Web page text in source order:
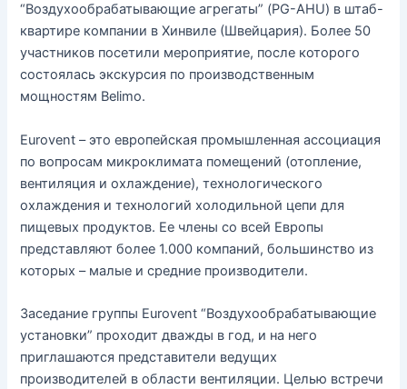
“Воздухообрабатывающие агрегаты” (PG-AHU) в штаб-
квартире компании в Хинвиле (Швейцария). Более 50
участников посетили мероприятие, после которого
состоялась экскурсия по производственным
мощностям Belimo.
Eurovent – это европейская промышленная ассоциация
по вопросам микроклимата помещений (отопление,
вентиляция и охлаждение), технологического
охлаждения и технологий холодильной цепи для
пищевых продуктов. Ее члены со всей Европы
представляют более 1.000 компаний, большинство из
которых – малые и средние производители.
Заседание группы Eurovent “Воздухообрабатывающие
установки” проходит дважды в год, и на него
приглашаются представители ведущих
производителей в области вентиляции. Целью встречи